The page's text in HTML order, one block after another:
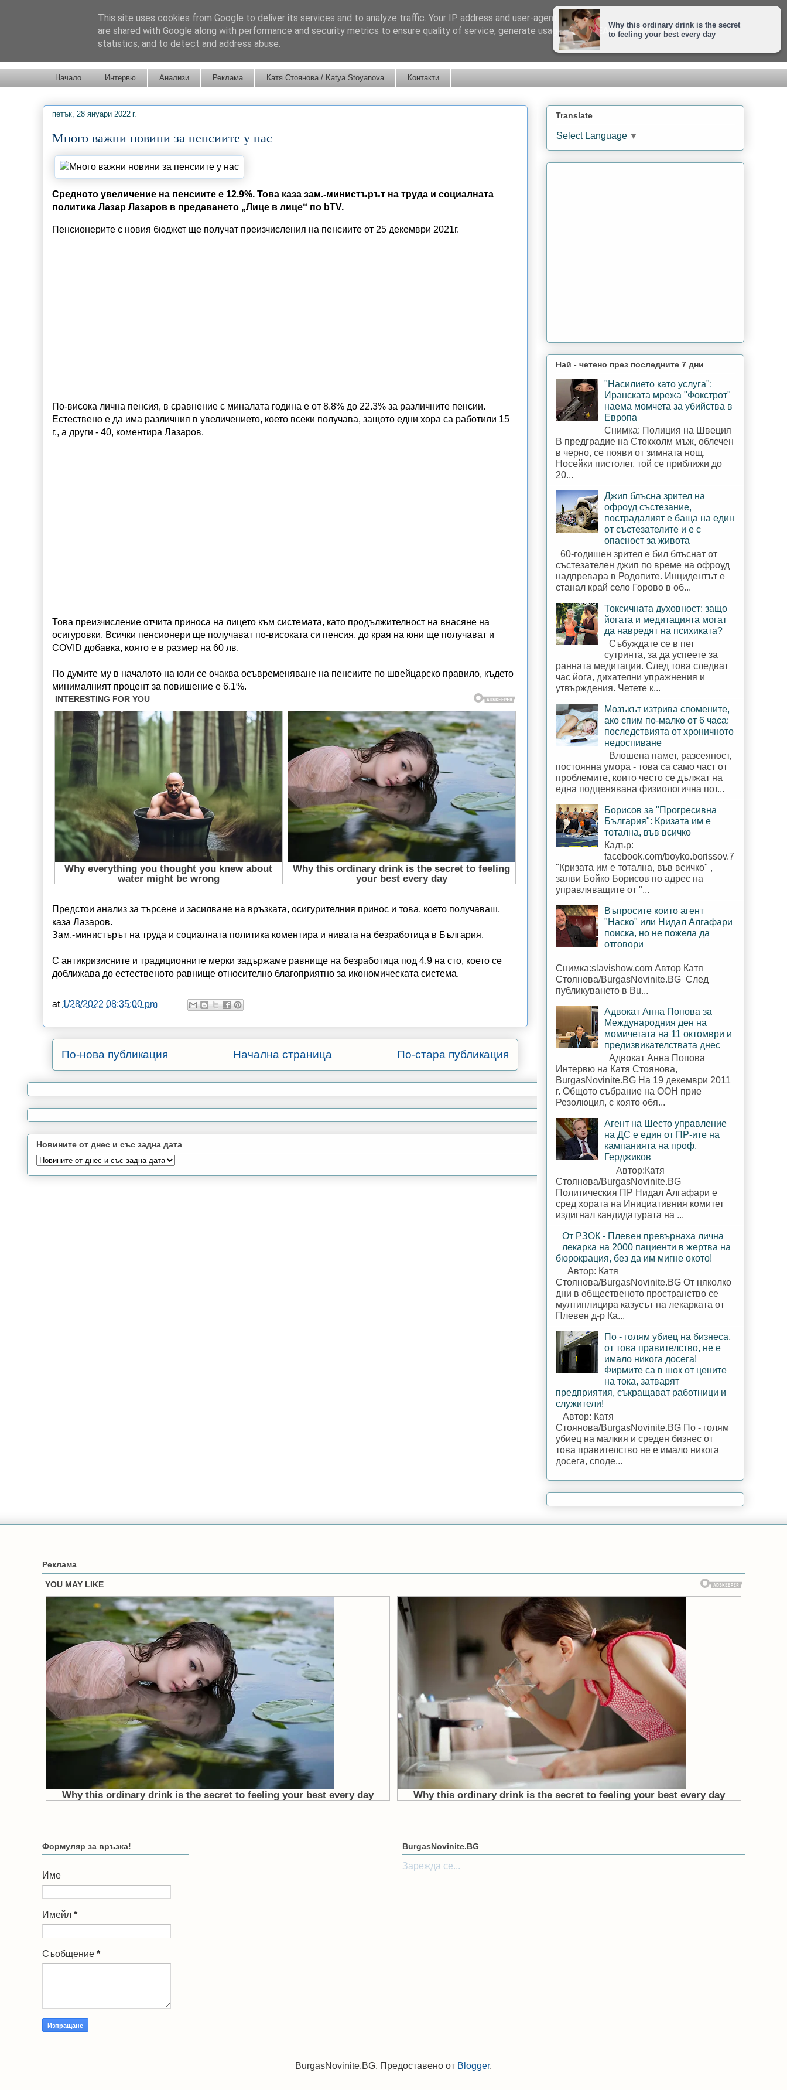
Начало Интервю Анализи Реклама Катя Стоянова / Katya Stoyanova Контакти
петък, 28 януари 2022 г.
Много важни новини за пенсиите у нас
Средното увеличение на пенсиите е 12.9%. Това каза зам.-министърът на труда и социалната
политика Лазар Лазаров в предаването „Лице в лице“ по bTV.
Пенсионерите с новия бюджет ще получат преизчисления на пенсиите от 25 декември 2021г.
По-висока лична пенсия, в сравнение с миналата година е от 8.8% до 22.3% за различните пенсии.
Естествено е да има различния в увеличението, което всеки получава, защото едни хора са работили 15
г., а други - 40, коментира Лазаров.
Това преизчисление отчита приноса на лицето към системата, като продължителност на внасяне на
осигуровки. Всички пенсионери ще получават по-високата си пенсия, до края на юни ще получават и
COVID добавка, която е в размер на 60 лв.
По думите му в началото на юли се очаква осъвременяване на пенсиите по швейцарско правило, където
минималният процент за повишение е 6.1%.
Предстои анализ за търсене и засилване на връзката, осигурителния принос и това, което получаваш,
каза Лазаров.
Зам.-министърът на труда и социалната политика коментира и нивата на безработица в България.
С антикризисните и традиционните мерки задържаме равнище на безработица под 4.9 на сто, което се
доближава до естественото равнище относително благоприятно за икономическата система.
at 1/28/2022 08:35:00 pm
По-нова публикация По-стара публикация
Начална страница
Новините от днес и със задна дата
Translate
Select Language ▼
Най - четено през последните 7 дни
"Насилието като услуга":
Иранската мрежа "Фокстрот"
наема момчета за убийства в
Европа
Снимка: Полиция на Швеция
В предградие на Стокхолм мъж, облечен
в черно, се появи от зимната нощ.
Носейки пистолет, той се приближи до
20...
Джип блъсна зрител на
офроуд състезание,
пострадалият е баща на един
от състезателите и е с
опасност за живота
60-годишен зрител е бил блъснат от
състезателен джип по време на офроуд
надпревара в Родопите. Инцидентът е
станал край село Горово в об...
Токсичната духовност: защо
йогата и медитацията могат
да навредят на психиката?
Събуждате се в пет
сутринта, за да успеете за
ранната медитация. След това следват
час йога, дихателни упражнения и
утвърждения. Четете к...
Мозъкът изтрива спомените,
ако спим по-малко от 6 часа:
последствията от хроничното
недоспиване
Влошена памет, разсеяност,
постоянна умора - това са само част от
проблемите, които често се дължат на
една подценявана физиологична пот...
Борисов за "Прогресивна
България": Кризата им е
тотална, във всичко
Кадър:
facebook.com/boyko.borissov.7
"Кризата им е тотална, във всичко" ,
заяви Бойко Борисов по адрес на
управляващите от "...
Въпросите които агент
"Наско" или Нидал Алгафари
поиска, но не пожела да
отговори
Снимка:slavishow.com Автор Катя
Стоянова/BurgasNovinite.BG След
публикуването в Bu...
Адвокат Анна Попова за
Международния ден на
момичетата на 11 октомври и
предизвикателствата днес
Адвокат Анна Попова
Интервю на Катя Стоянова,
BurgasNovinite.BG На 19 декември 2011
г. Общото събрание на ООН прие
Резолюция, с която обя...
Агент на Шесто управление
на ДС е един от ПР-ите на
кампанията на проф.
Герджиков
Автор:Катя
Стоянова/BurgasNovinite.BG
Политическия ПР Нидал Алгафари е
сред хората на Инициативния комитет
издигнал кандидатурата на ...
От РЗОК - Плевен превърнаха лична
лекарка на 2000 пациенти в жертва на
бюрокрация, без да им мигне окото!
Автор: Катя
Стоянова/BurgasNovinite.BG От няколко
дни в общественото пространство се
мултиплицира казусът на лекарката от
Плевен д-р Ка...
По - голям убиец на бизнеса,
от това правителство, не е
имало никога досега!
Фирмите са в шок от цените
на тока, затварят
предприятия, съкращават работници и
служители!
Автор: Катя
Стоянова/BurgasNovinite.BG По - голям
убиец на малкия и среден бизнес от
това правителство не е имало никога
досега, споде...
Реклама
Формуляр за връзка!
Име
Имейл *
Съобщение *
BurgasNovinite.BG
Зарежда се...
BurgasNovinite.BG. Предоставено от Blogger.
This site uses cookies from Google to deliver its services and to analyze traffic. Your IP address and user-agent
are shared with Google along with performance and security metrics to ensure quality of service, generate usage
statistics, and to detect and address abuse.
LEARN MORE GOT IT